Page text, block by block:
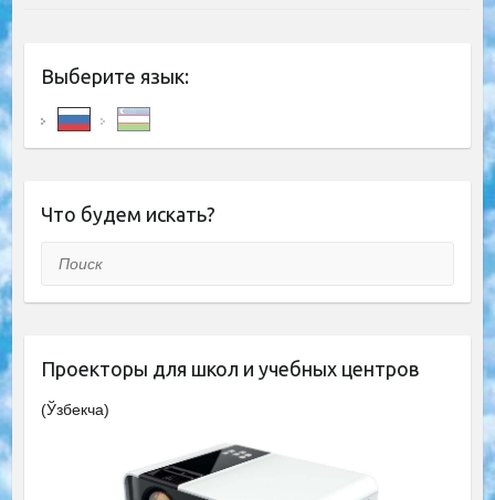
Выберите язык:
Что будем искать?
Поиск
Проекторы для школ и учебных центров
(Ўзбекча)